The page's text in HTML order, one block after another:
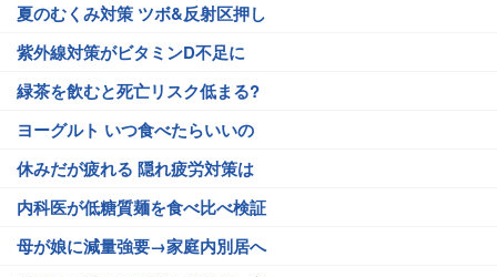
夏のむくみ対策 ツボ&反射区押し
紫外線対策がビタミンD不足に
緑茶を飲むと死亡リスク低まる?
ヨーグルト いつ食べたらいいの
休みだが疲れる 隠れ疲労対策は
内科医が低糖質麺を食べ比べ検証
母が娘に減量強要→家庭内別居へ